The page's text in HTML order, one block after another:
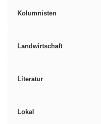
Kolumnisten
Landwirtschaft
Literatur
Lokal